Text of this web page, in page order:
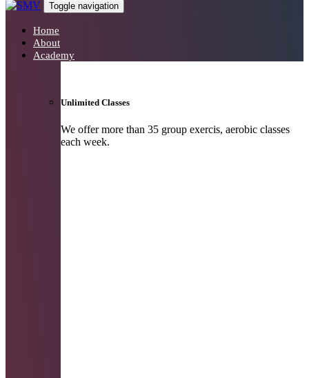
Toggle navigation
Home
About
Academy
Unlimited Classes
We offer more than 35 group exercis, aerobic classes
each week.